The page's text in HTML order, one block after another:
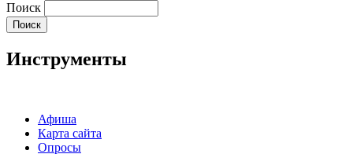
Поиск
Инструменты
Афиша
Карта сайта
Опросы